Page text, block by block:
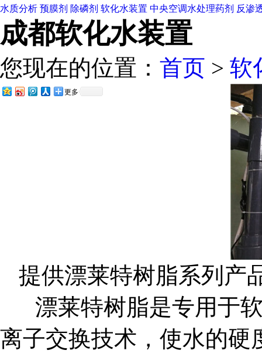
水质分析 预膜剂 除磷剂 软化水装置 中央空调水处理药剂 反渗
成都软化水装置
您现在的位置： 首页 > 软
更多
提供漂莱特树脂系列产
漂莱特树脂是专用于软
离子交换技术，使水的硬